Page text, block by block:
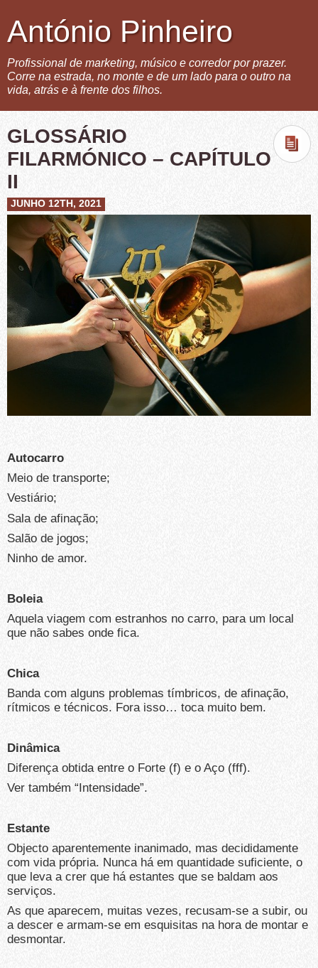
António Pinheiro
Profissional de marketing, músico e corredor por prazer.
Corre na estrada, no monte e de um lado para o outro na
vida, atrás e à frente dos filhos.
GLOSSÁRIO
FILARMÓNICO – CAPÍTULO
II
JUNHO 12TH, 2021
Autocarro
Meio de transporte;
Vestiário;
Sala de afinação;
Salão de jogos;
Ninho de amor.
Boleia
Aquela viagem com estranhos no carro, para um local
que não sabes onde fica.
Chica
Banda com alguns problemas tímbricos, de afinação,
rítmicos e técnicos. Fora isso… toca muito bem.
Dinâmica
Diferença obtida entre o Forte (f) e o Aço (fff).
Ver também “Intensidade”.
Estante
Objecto aparentemente inanimado, mas decididamente
com vida própria. Nunca há em quantidade suficiente, o
que leva a crer que há estantes que se baldam aos
serviços.
As que aparecem, muitas vezes, recusam-se a subir, ou
a descer e armam-se em esquisitas na hora de montar e
desmontar.